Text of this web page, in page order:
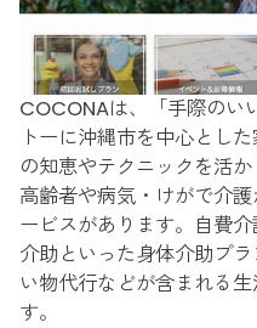
COCONAは、「手際のい
トーに沖縄市を中心とし
の知恵やテクニックを活
高齢者や病気・けがで介
ービスがあります。自費
介助といった身体介助プ
い物代行などが含まれる
す。